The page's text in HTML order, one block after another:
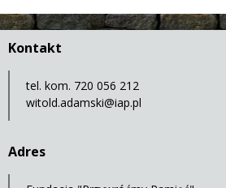
Kontakt
tel. kom. 720 056 212
witold.adamski@iap.pl
Adres